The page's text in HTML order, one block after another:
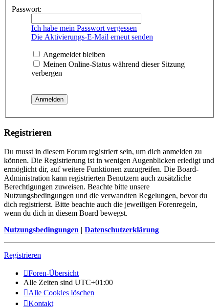
Passwort:
Ich habe mein Passwort vergessen
Die Aktivierungs-E-Mail erneut senden
Angemeldet bleiben
Meinen Online-Status während dieser Sitzung
verbergen
Registrieren
Du musst in diesem Forum registriert sein, um dich anmelden zu
können. Die Registrierung ist in wenigen Augenblicken erledigt und
ermöglicht dir, auf weitere Funktionen zuzugreifen. Die Board-
Administration kann registrierten Benutzern auch zusätzliche
Berechtigungen zuweisen. Beachte bitte unsere
Nutzungsbedingungen und die verwandten Regelungen, bevor du
dich registrierst. Bitte beachte auch die jeweiligen Forenregeln,
wenn du dich in diesem Board bewegst.
Nutzungsbedingungen | Datenschutzerklärung
Registrieren
Foren-Übersicht
Alle Zeiten sind UTC+01:00
Alle Cookies löschen
Kontakt